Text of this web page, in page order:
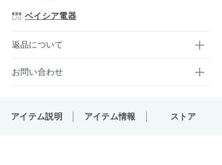
ベイシア電器
返品について
お問い合わせ
アイテム説明 アイテム情報 ストア